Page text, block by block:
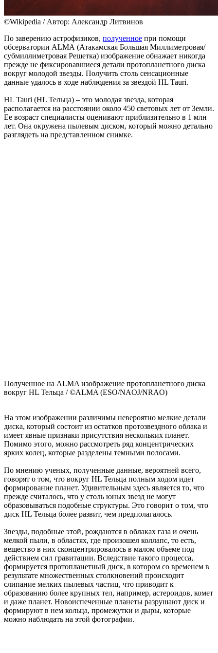
©Wikipedia / Автор: Александр Литвинов
По заверению астрофизиков, полученное при помощи
обсерватории ALMA (Атакамская Большая Миллиметровая/
субмиллиметровая Решетка) изображение обнажает никогда
прежде не фиксировавшиеся детали протопланетного диска
вокруг молодой звезды. Получить столь сенсационные
данные удалось в ходе наблюдения за звездой HL Tauri.
HL Tauri (HL Тельца) – это молодая звезда, которая
располагается на расстоянии около 450 световых лет от Земли.
Ее возраст специалисты оценивают приблизительно в 1 млн
лет. Она окружена пылевым диском, который можно детально
разглядеть на представленном снимке.
Полученное на ALMA изображение протопланетного диска
вокруг HL Тельца / ©ALMA (ESO/NAOJ/NRAO)
На этом изображении различимы невероятно мелкие детали
диска, который состоит из остатков протозвездного облака и
имеет явные признаки присутствия нескольких планет.
Помимо этого, можно рассмотреть ряд концентрических
ярких колец, которые разделены темными полосами.
По мнению ученых, полученные данные, вероятней всего,
говорят о том, что вокруг HL Тельца полным ходом идет
формирование планет. Удивительным здесь является то, что
прежде считалось, что у столь юных звезд не могут
образовываться подобные структуры. Это говорит о том, что
диск HL Тельца более развит, чем предполагалось.
Звезды, подобные этой, рождаются в облаках газа и очень
мелкой пыли, в областях, где произошел коллапс, то есть,
вещество в них сконцентрировалось в малом объеме под
действием сил гравитации. Вследствие такого процесса,
формируется протопланетный диск, в котором со временем в
результате множественных столкновений происходит
слипание мелких пылевых частиц, что приводит к
образованию более крупных тел, например, астероидов, комет
и даже планет. Новоиспеченные планеты разрушают диск и
формируют в нем кольца, промежутки и дыры, которые
можно наблюдать на этой фотографии.